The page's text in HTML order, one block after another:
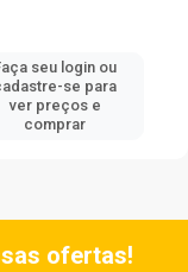
seu login ou
se para
ver preços e
comprar
ofertas!